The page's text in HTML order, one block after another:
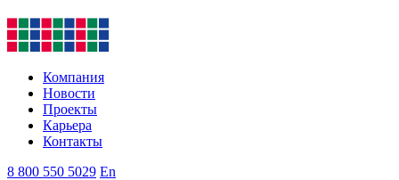
Компания
Новости
Проекты
Карьера
Контакты
8 800 550 5029 En